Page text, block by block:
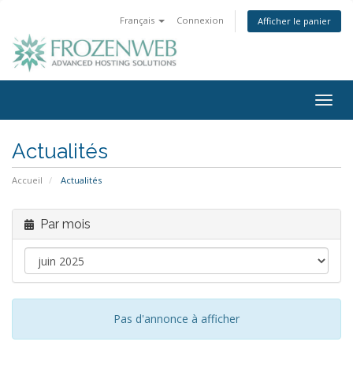
Français Connexion Afficher le panier
Actualités
Accueil Actualités
Par mois
Pas d'annonce à afficher